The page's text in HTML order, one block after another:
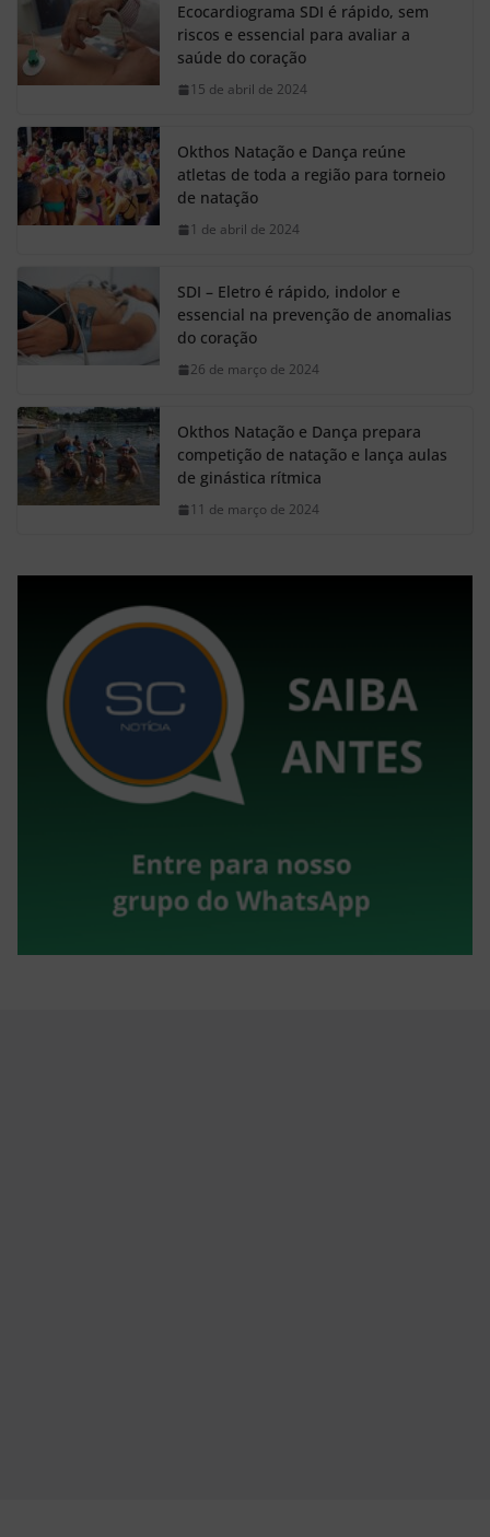
Ecocardiograma SDI é rápido, sem
riscos e essencial para avaliar a
saúde do coração
15 de abril de 2024
Okthos Natação e Dança reúne
atletas de toda a região para torneio
de natação
1 de abril de 2024
SDI – Eletro é rápido, indolor e
essencial na prevenção de anomalias
do coração
26 de março de 2024
Okthos Natação e Dança prepara
competição de natação e lança aulas
de ginástica rítmica
11 de março de 2024